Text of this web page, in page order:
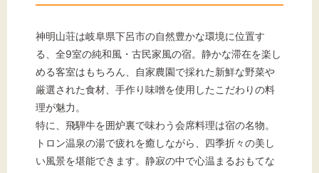
神明山荘は岐阜県下呂市の自然豊かな環境に位置す
る、全9室の純和風・古民家風の宿。静かな滞在を楽し
める客室はもちろん、自家農園で採れた新鮮な野菜や
厳選された食材、手作り味噌を使用したこだわりの料
理が魅力。
特に、飛騨牛を囲炉裏で味わう会席料理は宿の名物。
トロン温泉の湯で疲れを癒しながら、四季折々の美し
い風景を堪能できます。静寂の中で心温まるおもてな